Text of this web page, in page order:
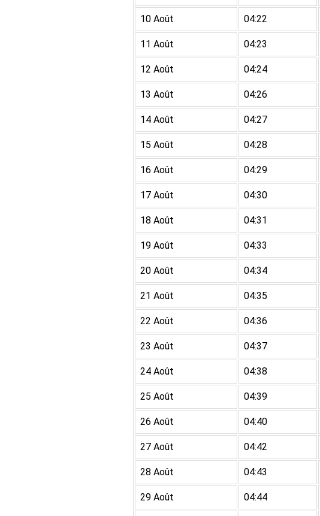
10 Août 04:22
11 Août 04:23
12 Août 04:24
13 Août 04:26
14 Août 04:27
15 Août 04:28
16 Août 04:29
17 Août 04:30
18 Août 04:31
19 Août 04:33
20 Août 04:34
21 Août 04:35
22 Août 04:36
23 Août 04:37
24 Août 04:38
25 Août 04:39
26 Août 04:40
27 Août 04:42
28 Août 04:43
29 Août 04:44